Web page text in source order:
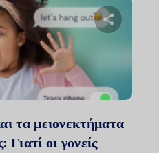
τα μειονεκτήματα
οι γονείς